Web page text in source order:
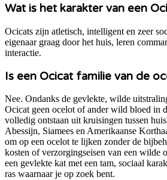
Wat is het karakter van een
Ocicats zijn atletisch, intelligent en zeer
eigenaar graag door het huis, leren
interactie.
Is een Ocicat familie van de
Nee. Ondanks de gevlekte, wilde
Ocicat geen ocelot of ander wild bloed in
volledig ontstaan uit kruisingen tussen
Abessijn, Siamees en Amerikaanse
om op een ocelot te lijken zonder de
kosten of verzorgingseisen van een wilde
een gevlekte kat met een tam, sociaal
ras waarnaar je op zoek bent.